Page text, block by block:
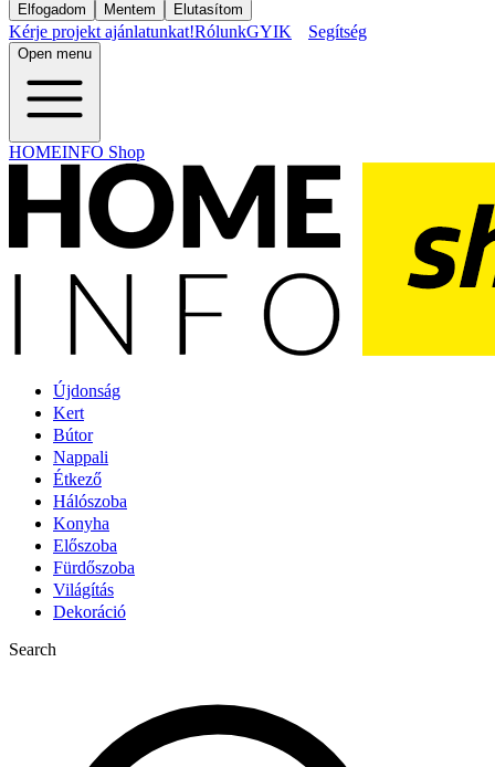
Elfogadom Mentem Elutasítom
Kérje projekt ajánlatunkat!RólunkGYIK Segítség
Open menu
HOMEINFO Shop
Újdonság
Kert
Bútor
Nappali
Étkező
Hálószoba
Konyha
Előszoba
Fürdőszoba
Világítás
Dekoráció
Search